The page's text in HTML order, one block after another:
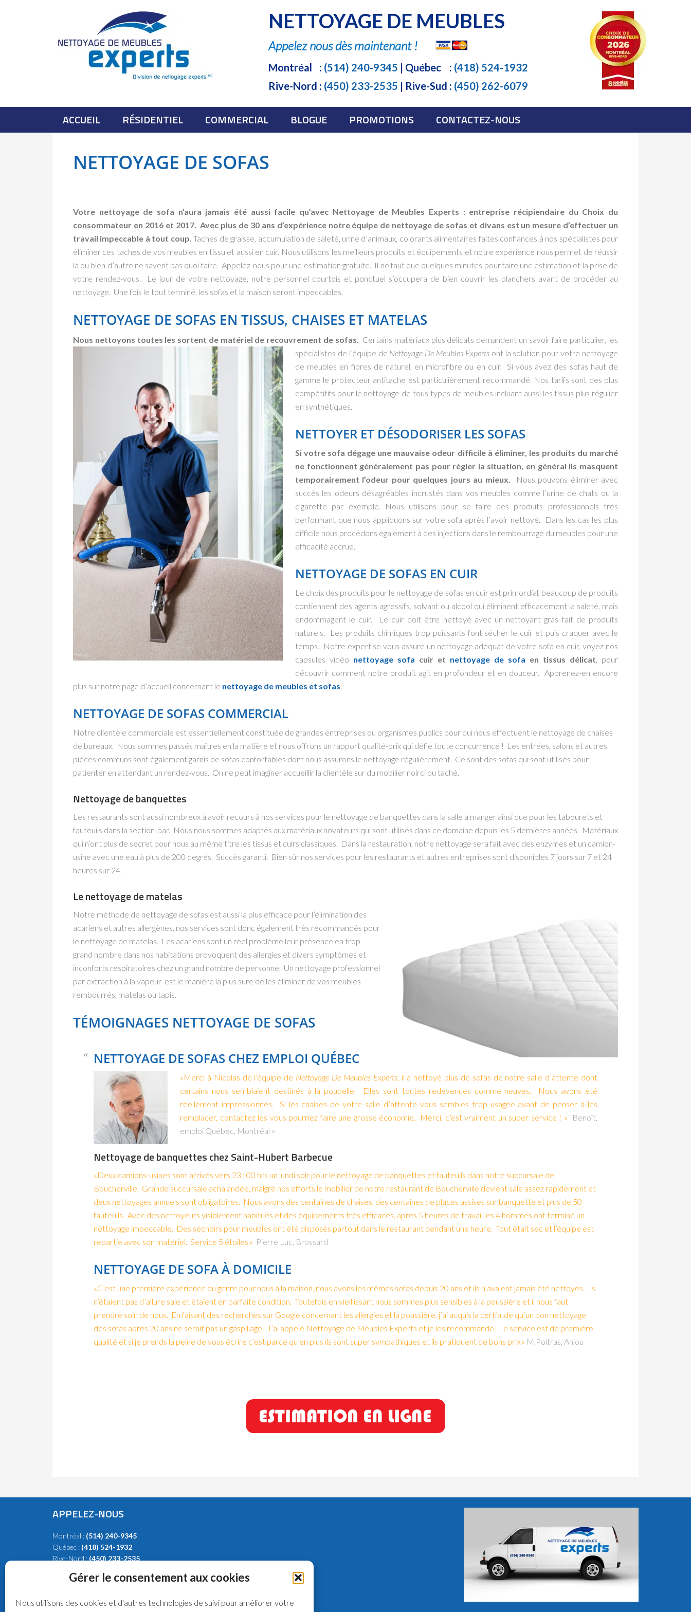
Gérer le consentement aux cookies
Nous utilisons des cookies et d'autres technologies de suivi pour améliorer votre
NETTOYAGE DE MEUBLES
Appelez nous dès maintenant !
Montréal : (514) 240-9345 | Québec : (418) 524-1932
Rive-Nord : (450) 233-2535 | Rive-Sud : (450) 262-6079
ACCUEIL RÉSIDENTIEL COMMERCIAL BLOGUE PROMOTIONS CONTACTEZ-NOUS
NETTOYAGE DE SOFAS
Votre nettoyage de sofa n’aura jamais été aussi facile qu’avec Nettoyage de Meubles Experts : entreprise récipiendaire du Choix du
consommateur en 2016 et 2017. Avec plus de 30 ans d’expérience notre équipe de nettoyage de sofas et divans est un mesure d’effectuer un
travail impeccable à tout coup. Taches de graisse, accumulation de saleté, urine d’animaux, colorants alimentaires faites confiances à nos spécialistes pour
éliminer ces taches de vos meubles en tissu et aussi en cuir. Nous utilisons les meilleurs produits et équipements et notre expérience nous permet de réussir
là ou bien d’autre ne savent pas quoi faire. Appelez-nous pour une estimation gratuite. Il ne faut que quelques minutes pour faire une estimation et la prise de
votre rendez-vous. Le jour de votre nettoyage, notre personnel courtois et ponctuel s’occupera de bien couvrir les planchers avant de procéder au
nettoyage. Une fois le tout terminé, les sofas et la maison seront impeccables.
NETTOYAGE DE SOFAS EN TISSUS, CHAISES ET MATELAS
Nous nettoyons toutes les sortent de matériel de recouvrement de sofas. Certains matériaux plus délicats demandent un savoir faire particulier, les
spécialistes de l’équipe de Nettoyage De Meubles Expertsont la solution pour votre nettoyage
de meubles en fibres de naturel, en microfibre ou en cuir. Si vous avez des sofas haut de
gamme le protecteur antitache est particulièrement recommandé. Nos tarifs sont des plus
compétitifs pour le nettoyage de tous types de meubles incluant aussi les tissus plus régulier
en synthétiques.
NETTOYER ET DÉSODORISER LES SOFAS
Si votre sofa dégage une mauvaise odeur difficile à éliminer, les produits du marché
ne fonctionnent généralement pas pour régler la situation, en général ils masquent
temporairement l’odeur pour quelques jours au mieux.
Nous pouvons éliminer avec
succès les odeurs désagréables incrustés dans vos meubles comme l’urine de chats ou la
cigarette par exemple. Nous utilisons pour se faire des produits professionnels très
performant que nous appliquons sur votre sofa après l’avoir nettoyé. Dans les cas les plus
difficile nous procédons également à des injections dans le rembourrage du meubles pour une
efficacité accrue.
NETTOYAGE DE SOFAS EN CUIR
Le choix des produits pour le nettoyage de sofas en cuir est primordial, beaucoup de produits
contiennent des agents agressifs, solvant ou alcool qui éliminent efficacement la saleté, mais
endommagent le cuir. Le cuir doit être nettoyé avec un nettoyant gras fait de produits
naturels. Les produits chimiques trop puissants font sécher le cuir et puis craquer avec le
temps. Notre expertise vous assure un nettoyage adéquat de votre sofa en cuir, voyez nos
capsules vidéo nettoyage sofa cuir et nettoyage de sofa en tissus délicat, pour
découvrir comment notre produit agit en profondeur et en douceur. Apprenez-en encore
plus sur notre page d’accueil concernant le nettoyage de meubles et sofas.
NETTOYAGE DE SOFAS COMMERCIAL
Notre clientèle commerciale est essentiellement constituée de grandes entreprises ou organismes publics pour qui nous effectuent le nettoyage de chaises
de bureaux. Nous sommes passés maîtres en la matière et nous offrons un rapport qualité-prix qui défie toute concurrence ! Les entrées, salons et autres
pièces communs sont également garnis de sofas confortables dont nous assurons le nettoyage régulièrement. Ce sont des sofas qui sont utilisés pour
patienter en attendant un rendez-vous. On ne peut imaginer accueillir la clientèle sur du mobilier noirci ou taché.
Nettoyage de banquettes
Les restaurants sont aussi nombreux à avoir recours à nos services pour le nettoyage de banquettes dans la salle à manger ainsi que pour les tabourets et
fauteuils dans la section-bar. Nous nous sommes adaptés aux matériaux novateurs qui sont utilisés dans ce domaine depuis les 5 dernières années. Matériaux
qui n’ont plus de secret pour nous au même titre les tissus et cuirs classiques. Dans la restauration, notre nettoyage sera fait avec des enzymes et un camion-
usine avec une eau à plus de 200 degrés. Succès garanti. Bien sûr nos services pour les restaurants et autres entreprises sont disponibles 7 jours sur 7 et 24
heures sur 24.
Le nettoyage de matelas
Notre méthode de nettoyage de sofas est aussi la plus efficace pour l’élimination des
acariens et autres allergènes, nos services sont donc également très recommandés pour
le nettoyage de matelas. Les acariens sont un réel problème leur présence en trop
grand nombre dans nos habitations provoquent des allergies et divers symptômes et
inconforts respiratoires chez un grand nombre de personne. Un nettoyage professionnel
par extraction à la vapeur est le manière la plus sure de les éliminer de vos meubles
rembourrés, matelas ou tapis.
TÉMOIGNAGES NETTOYAGE DE SOFAS
NETTOYAGE DE SOFAS CHEZ EMPLOI QUÉBEC
«Merci à Nicolas de l’équipe de Nettoyage De Meubles Experts, il a nettoyé plus de sofas de notre salle d’attente dont
certains nous semblaient destinés à la poubelle. Elles sont toutes redevenues comme neuves. Nous avons été
réellement impressionnés. Si les chaises de votre salle d’attente vous sembles trop usagée avant de penser à les
remplacer, contactez les vous pourriez faire une grosse économie. Merci, c’est vraiment un super service ! » Benoît,
emploi Québec, Montréal »
Nettoyage de banquettes chez Saint-Hubert Barbecue
«Deux camions-usines sont arrivés vers 23 : 00 hrs un lundi soir pour le nettoyage de banquettes et fauteuils dans notre succursale de
Boucherville. Grande succursale achalandée, malgré nos efforts le mobilier de notre restaurant de Boucherville devient sale assez rapidement et
deux nettoyages annuels sont obligatoires. Nous avons des centaines de chaises, des centaines de places assises sur banquette et plus de 50
fauteuils. Avec des nettoyeurs visiblement habitués et des équipements très efficaces, après 5 heures de travail les 4 hommes ont terminé un
nettoyage impeccable. Des séchoirs pour meubles ont été disposés partout dans le restaurant pendant une heure. Tout était sec et l’équipe est
repartie avec son matériel. Service 5 étoiles.» Pierre Luc, Brossard
NETTOYAGE DE SOFA À DOMICILE
«C’est une première expérience du genre pour nous à la maison, nous avons les mêmes sofas depuis 20 ans et ils n’avaient jamais été nettoyés. Ils
n’étaient pas d’allure sale et étaient en parfaite condition. Toutefois en vieillissant nous sommes plus sensibles à la poussière et il nous faut
prendre soin de nous. En faisant des recherches sur Google concernant les allergies et la poussière, j’ai acquis la certitude qu’un bon nettoyage
des sofas après 20 ans ne serait pas un gaspillage. J’ai appelé Nettoyage de Meubles Experts et je les recommande. Le service est de première
qualité et si je prends la peine de vous écrire c’est parce qu’en plus ils sont super sympathiques et ils pratiquent de bons prix.» M.Poitras, Anjou
APPELEZ-NOUS
Montréal : (514) 240-9345
Québec : (418) 524-1932
Rive-Nord : (450) 233-2535